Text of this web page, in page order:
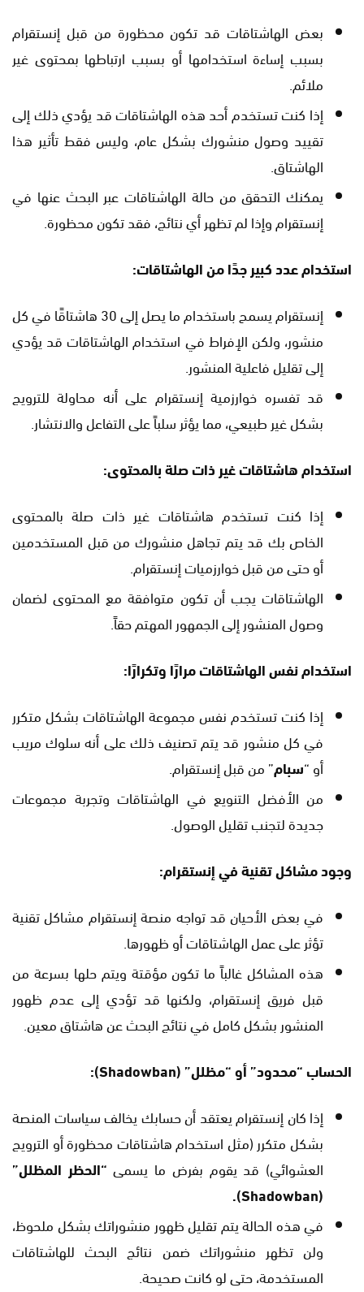
بعض الهاشتاقات قد تكون محظورة من قبل إنستقرام
بسبب إساءة استخدامها أو بسبب ارتباطها بمحتوى غير
ملائم.
إذا كنت تستخدم أحد هذه الهاشتاقات قد يؤدي ذلك إلى
تقييد وصول منشورك بشكل عام، وليس فقط تأثير هذا
الهاشتاق.
يمكنك التحقق من حالة الهاشتاقات عبر البحث عنها في
إنستقرام وإذا لم تظهر أي نتائج، فقد تكون محظورة.
استخدام عدد كبير جدًا من الهاشتاقات:
إنستقرام يسمح باستخدام ما يصل إلى 30 هاشتاقًا في كل
منشور، ولكن الإفراط في استخدام الهاشتاقات قد يؤدي
إلى تقليل فاعلية المنشور.
قد تفسره خوارزمية إنستقرام على أنه محاولة للترويج
بشكل غير طبيعي، مما يؤثر سلباً على التفاعل والانتشار.
استخدام هاشتاقات غير ذات صلة بالمحتوى:
إذا كنت تستخدم هاشتاقات غير ذات صلة بالمحتوى
الخاص بك قد يتم تجاهل منشورك من قبل المستخدمين
أو حتى من قبل خوارزميات إنستقرام.
الهاشتاقات يجب أن تكون متوافقة مع المحتوى لضمان
وصول المنشور إلى الجمهور المهتم حقاً.
استخدام نفس الهاشتاقات مرارًا وتكرارًا:
إذا كنت تستخدم نفس مجموعة الهاشتاقات بشكل متكرر
في كل منشور قد يتم تصنيف ذلك على أنه سلوك مريب
أو “سبام” من قبل إنستقرام.
من الأفضل التنويع في الهاشتاقات وتجربة مجموعات
جديدة لتجنب تقليل الوصول.
وجود مشاكل تقنية في إنستقرام:
في بعض الأحيان قد تواجه منصة إنستقرام مشاكل تقنية
تؤثر على عمل الهاشتاقات أو ظهورها.
هذه المشاكل غالباً ما تكون مؤقتة ويتم حلها بسرعة من
قبل فريق إنستقرام، ولكنها قد تؤدي إلى عدم ظهور
المنشور بشكل كامل في نتائج البحث عن هاشتاق معين.
الحساب “محدود” أو “مظلل” (Shadowban):
إذا كان إنستقرام يعتقد أن حسابك يخالف سياسات المنصة
بشكل متكرر (مثل استخدام هاشتاقات محظورة أو الترويج
العشوائي) قد يقوم بفرض ما يسمى “الحظر المظلل”
(Shadowban).
في هذه الحالة يتم تقليل ظهور منشوراتك بشكل ملحوظ،
ولن تظهر منشوراتك ضمن نتائج البحث للهاشتاقات
المستخدمة، حتى لو كانت صحيحة.